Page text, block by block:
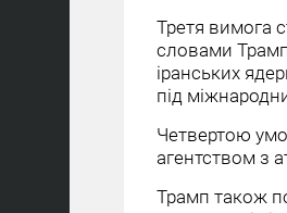
Третя вимога
словами
іранських
під
Четвертою
агентством з
Трамп також